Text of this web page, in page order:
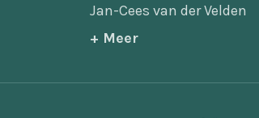
Jan-Cees van der Velden
+ Meer